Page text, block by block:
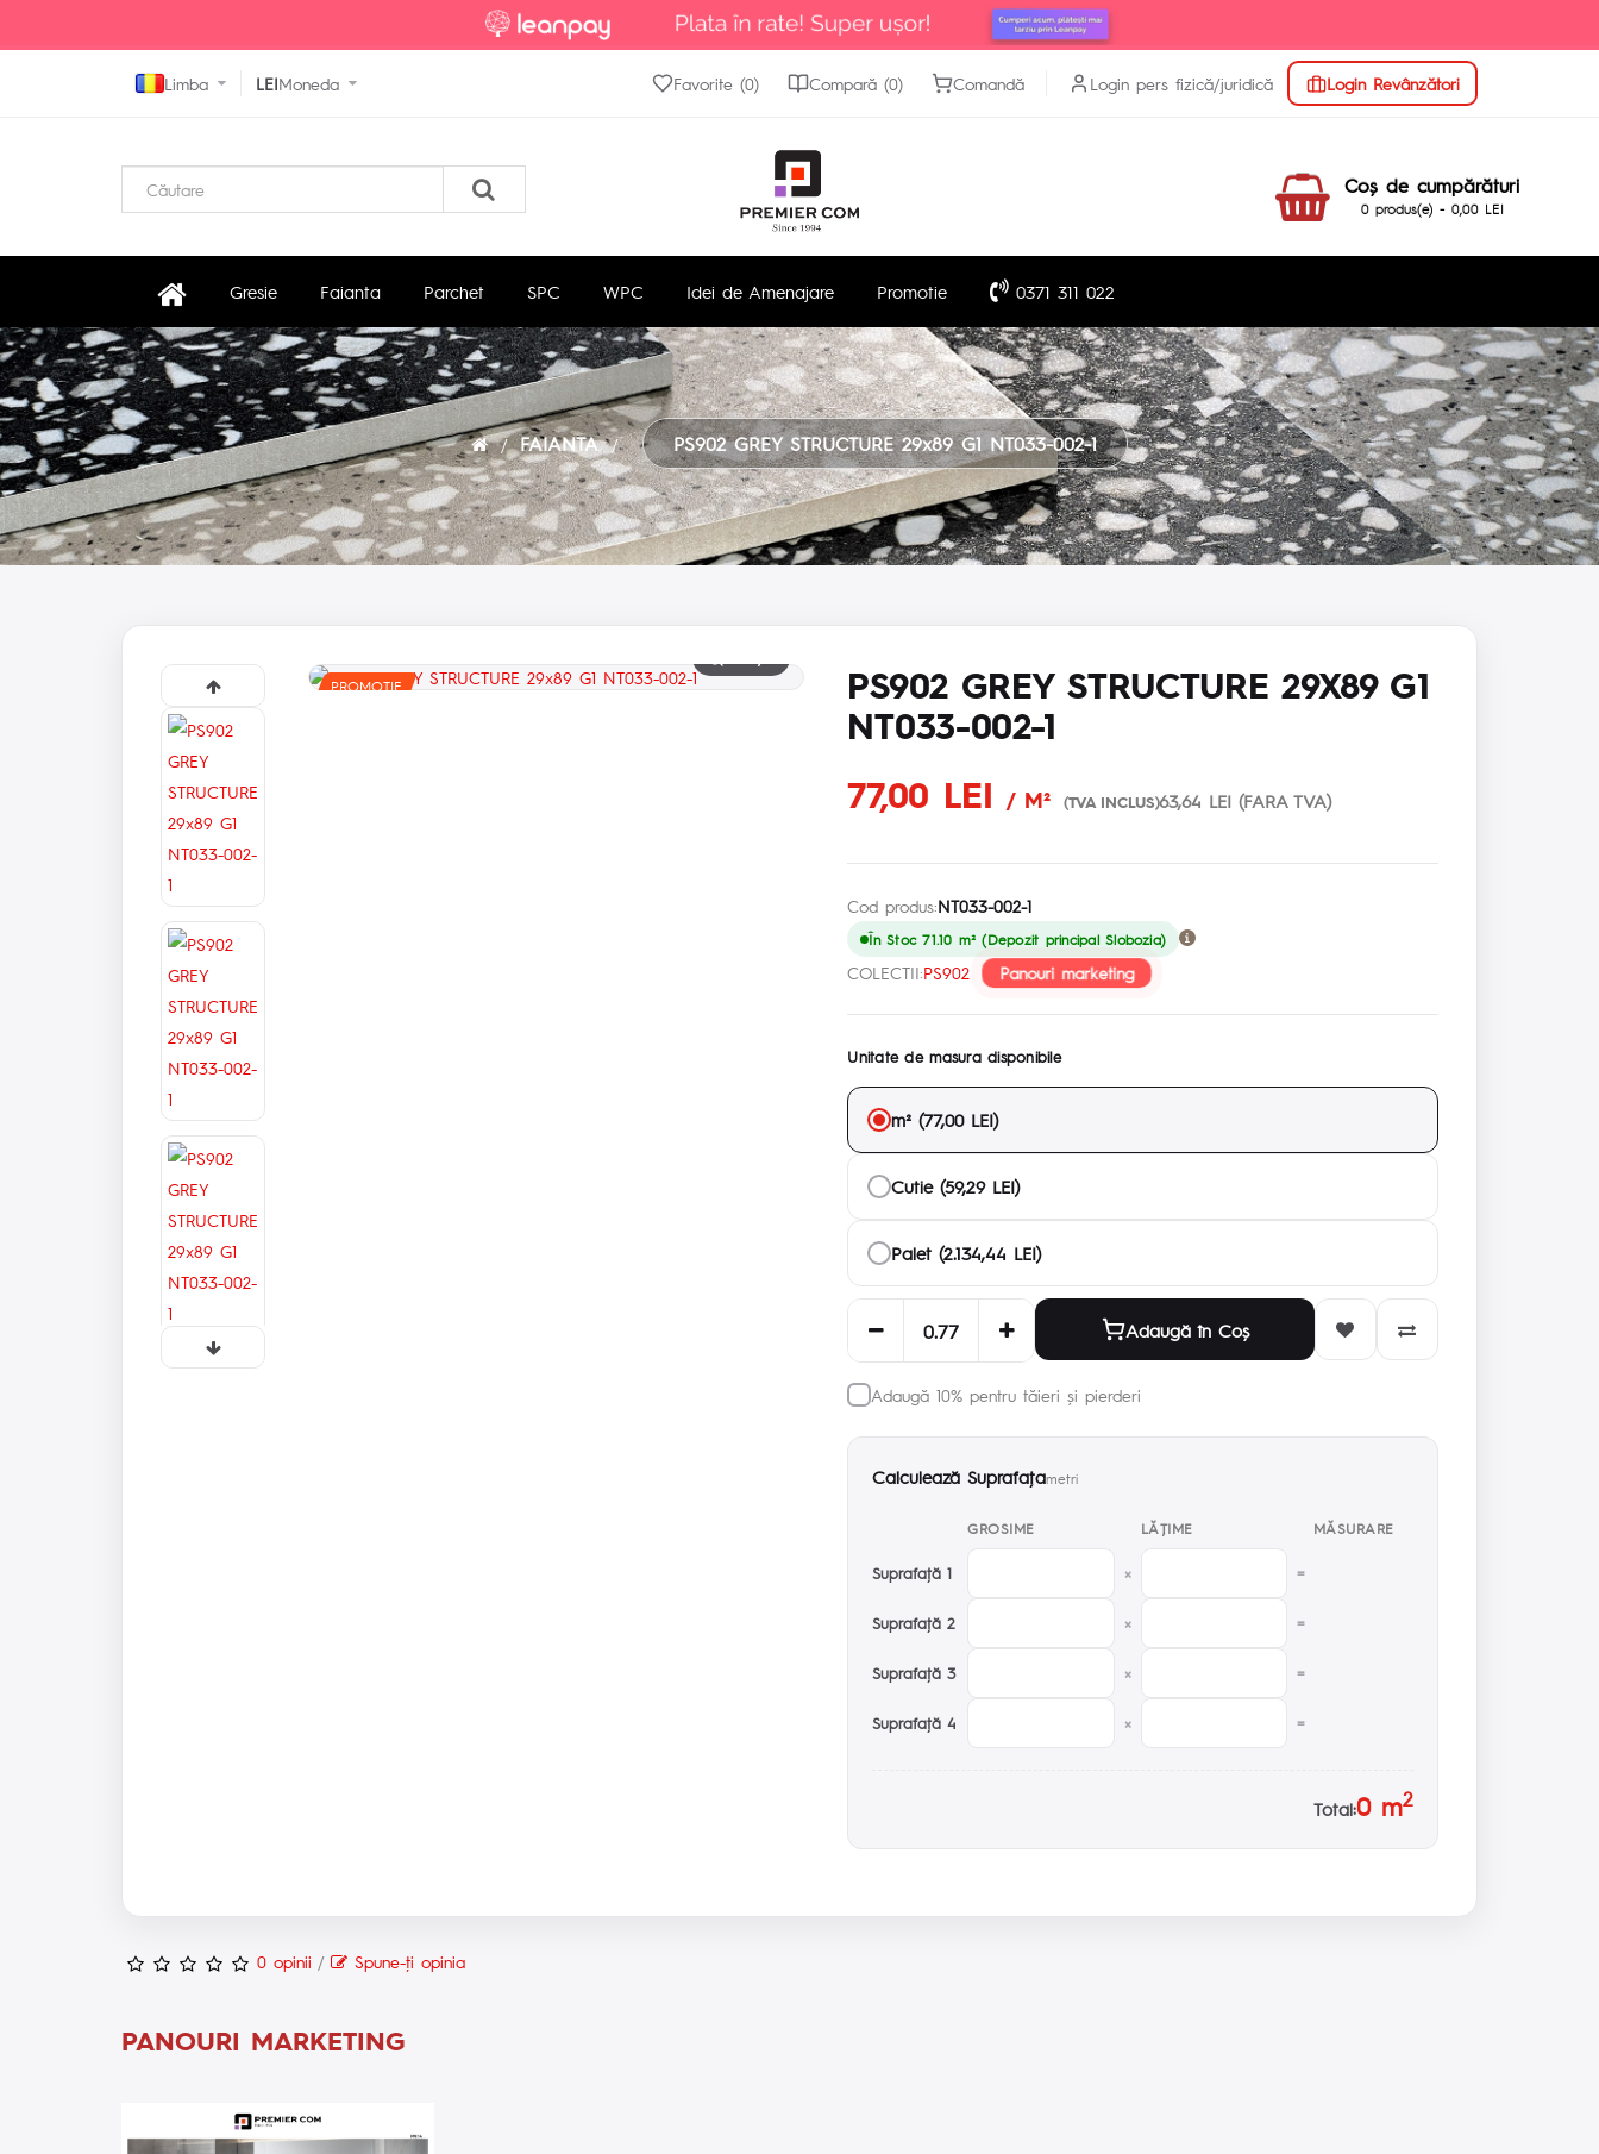
Limba LEIMoneda Login Revânzători
Login pers fizică/juridică
Favorite (0) Compară (0) Comandă
Coş de cumpărături
0 produs(e) - 0,00 LEI
Gresie Faianta Parchet SPC WPC Idei de Amenajare Promotie 0371 311 022
FAIANTA PS902 GREY STRUCTURE 29x89 G1 NT033-002-1
PROMOTIE
PS902 GREY STRUCTURE 29X89 G1
NT033-002-1
77,00 LEI
/ M² (TVA INCLUS)63,64 LEI (FARA TVA)
Cod produs:NT033-002-1
În Stoc 71.10 m² (Depozit principal Slobozia)
COLECTII:PS902 Panouri marketing
Unitate de masura disponibile
m² (77,00 LEI)
Cutie (59,29 LEI)
Palet (2.134,44 LEI)
Adaugă în Coş
Adaugă 10% pentru tăieri și pierderi
Calculează Suprafaţametri
GROSIME LĂŢIME MĂSURARE
Suprafaţă 1 × =
Suprafaţă 2 × =
Suprafaţă 3 × =
Suprafaţă 4 × =
Total:0m2
0 opinii / Spune-ţi opinia
PANOURI MARKETING